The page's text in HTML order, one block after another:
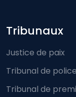
Tribunaux
Justice de paix
Tribunal de police
Tribunal de